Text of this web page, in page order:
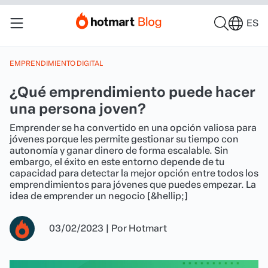
ES
EMPRENDIMIENTO DIGITAL
¿Qué emprendimiento puede hacer
una persona joven?
Emprender se ha convertido en una opción valiosa para
jóvenes porque les permite gestionar su tiempo con
autonomía y ganar dinero de forma escalable. Sin
embargo, el éxito en este entorno depende de tu
capacidad para detectar la mejor opción entre todos los
emprendimientos para jóvenes que puedes empezar. La
idea de emprender un negocio [&hellip;]
03/02/2023 | Por Hotmart